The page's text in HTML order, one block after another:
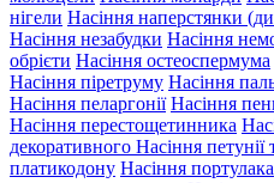
нігели Насіння наперстянки
Насіння незабудки Насіння
обрієти Насіння остеоспермума
Насіння піретруму Насіння
Насіння пеларгонії Насіння
Насіння перестощетинника
декоративного Насіння петунії
платикодону Насіння портулака